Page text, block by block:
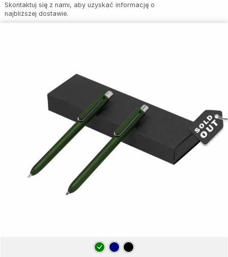
Skontaktuj się z nami, aby uzyskać informację o
najbliższej dostawie.